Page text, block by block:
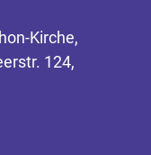
Kirche,
124,